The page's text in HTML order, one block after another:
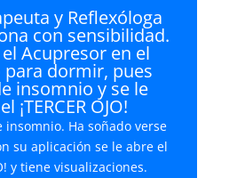
y Reflexóloga
con sensibilidad.
Acupresor en el
para dormir, pues
insomnio y se le
¡TERCER OJO!
insomnio. Ha soñado verse
su aplicación se le abre el
y tiene visualizaciones.